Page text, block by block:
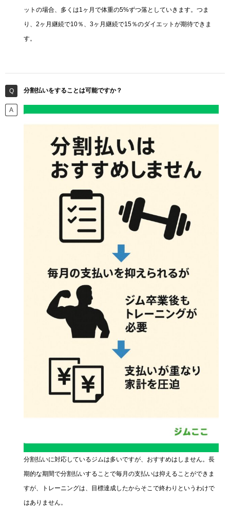
ットの場合、多くは1ヶ月で体重の5%ずつ落としていきます。つま
り、2ヶ月継続で10％、3ヶ月継続で15％のダイエットが期待できま
す。
分割払いをすることは可能ですか？
分割払いに対応しているジムは多いですが、おすすめはしません。長
期的な期間で分割払いすることで毎月の支払いは抑えることができま
すが、トレーニングは、目標達成したからそこで終わりというわけで
はありません。